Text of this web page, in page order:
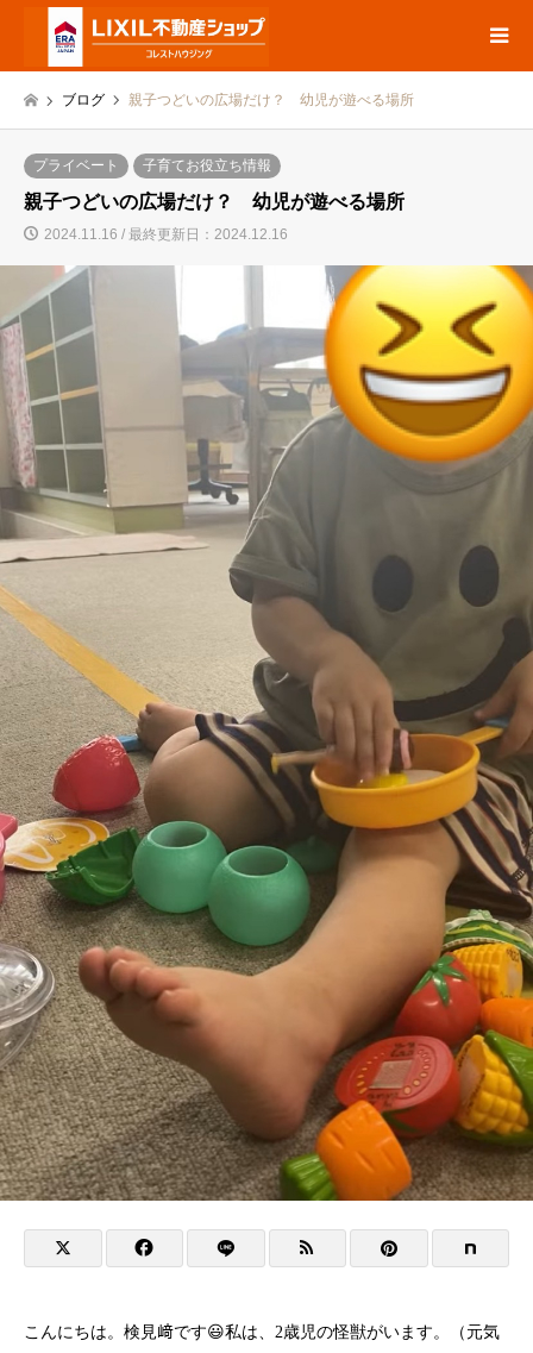
ブログ 親子つどいの広場だけ？ 幼児が遊べる場所
プライベート 子育てお役立ち情報
親子つどいの広場だけ？ 幼児が遊べる場所
2024.11.16 / 最終更新日：2024.12.16
こんにちは。検見﨑です😃私は、2歳児の怪獣がいます。（元気